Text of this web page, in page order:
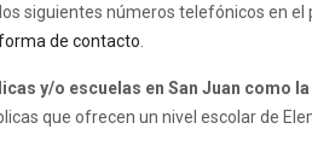
siguientes números telefónicos en el
de contacto
y/o escuelas en San Juan como la
que ofrecen un nivel escolar de